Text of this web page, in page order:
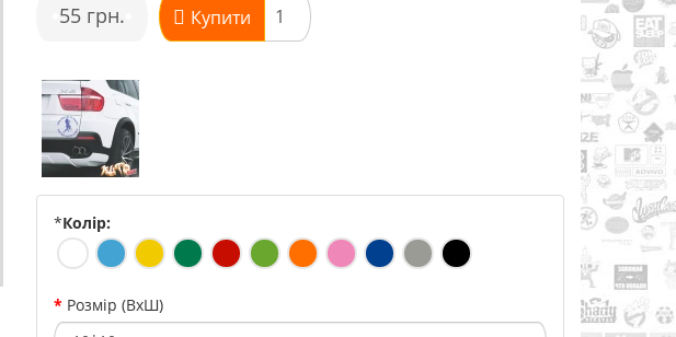
55 грн. Купити
*Колір:
Розмір (ВхШ)